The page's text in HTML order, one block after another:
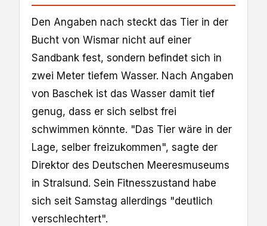
Den Angaben nach steckt das Tier in der
Bucht von Wismar nicht auf einer
Sandbank fest, sondern befindet sich in
zwei Meter tiefem Wasser. Nach Angaben
von Baschek ist das Wasser damit tief
genug, dass er sich selbst frei
schwimmen könnte. "Das Tier wäre in der
Lage, selber freizukommen", sagte der
Direktor des Deutschen Meeresmuseums
in Stralsund. Sein Fitnesszustand habe
sich seit Samstag allerdings "deutlich
verschlechtert".